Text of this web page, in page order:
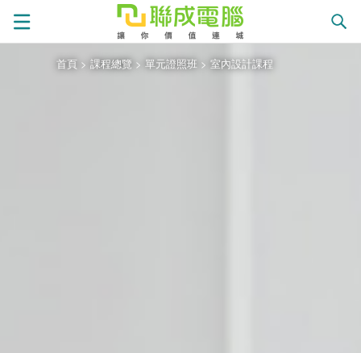
首頁 > 課程總覽 > 單元證照班 > 室內設計課程